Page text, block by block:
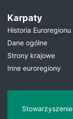
Karpaty
Historia Euroregionu
Dane ogólne
Strony krajowe
Inne euroregiony